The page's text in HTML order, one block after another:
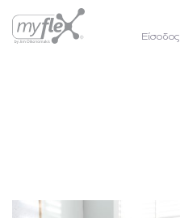
Είσοδος